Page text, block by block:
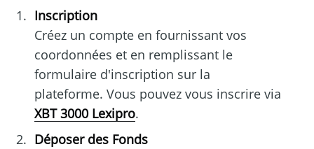
Inscription
Créez un compte en fournissant vos
coordonnées et en remplissant le
formulaire d'inscription sur la
plateforme. Vous pouvez vous inscrire via
XBT 3000 Lexipro.
Déposer des Fonds